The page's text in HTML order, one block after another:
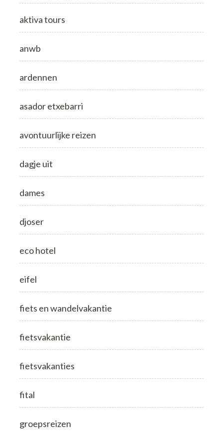
aktiva tours
anwb
ardennen
asador etxebarri
avontuurlijke reizen
dagje uit
dames
djoser
eco hotel
eifel
fiets en wandelvakantie
fietsvakantie
fietsvakanties
fital
groepsreizen